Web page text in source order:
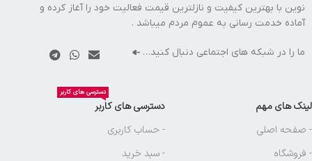
نوین با بهترین کیفیت و نازلترین قیمت فعالیت خود را آغاز کرده و
آماده خدمت رسانی به عموم مردم میباشد .
ما را در شبکه های اجتماعی دنبال کنید…
لینک های مهم
- صفحه اصلی
- فروشگاه
دسترسی های کاربر
دسترسی های کاربر
- حساب کاربری
- سبد خرید